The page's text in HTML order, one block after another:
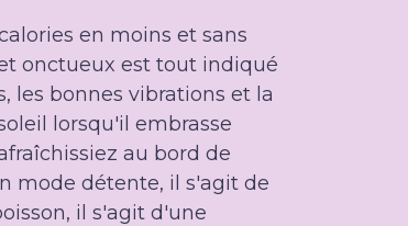
en moins et sans
onctueux est tout indiqué
les bonnes vibrations et la
lorsqu'il embrasse
au bord de
mode détente, il s'agit de
il s'agit d'une